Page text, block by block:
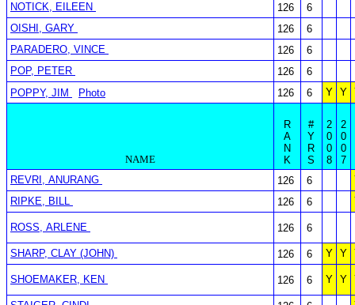
NOTICK, EILEEN
126
6
OISHI, GARY
126
6
PARADERO, VINCE
126
6
POP, PETER
126
6
POPPY, JIM
Photo 126 6 Y Y
NAME
R
A
N
K
#
Y
R
S
2
0
0
8
2
0
0
7
REVRI, ANURANG
126 6
RIPKE, BILL
126 6
ROSS, ARLENE 126 6
SHARP, CLAY (JOHN) 126 6 Y Y
SHOEMAKER, KEN 126 6 Y Y